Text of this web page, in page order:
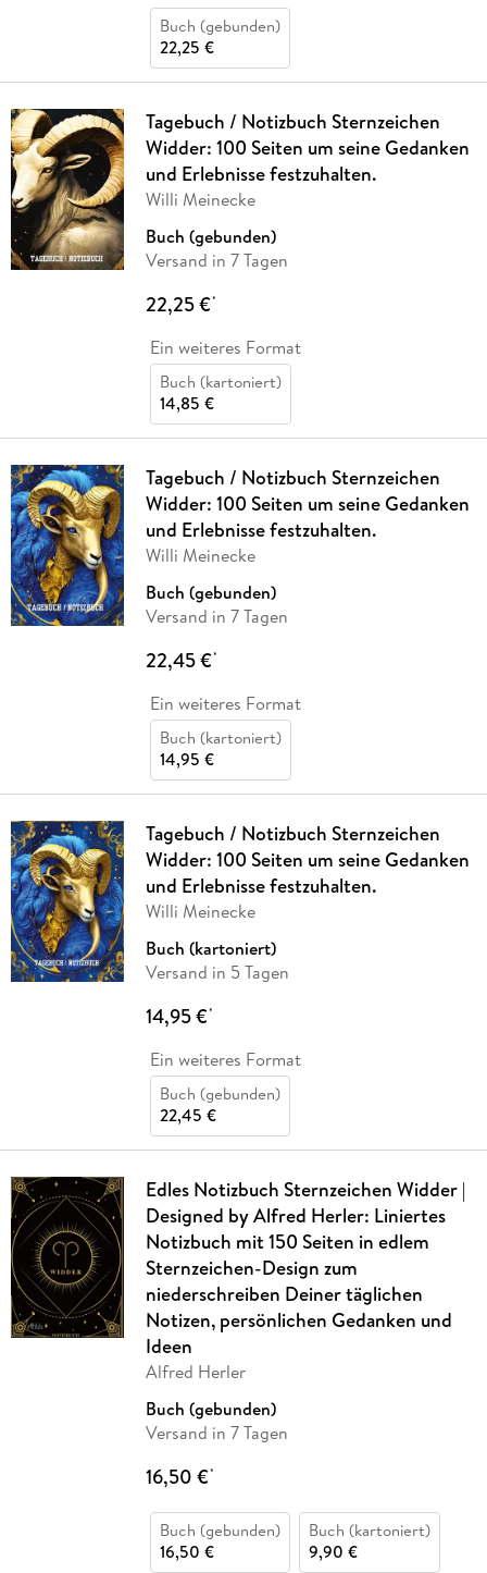
Buch (gebunden)
22,25 €
Tagebuch / Notizbuch Sternzeichen
Widder: 100 Seiten um seine Gedanken
und Erlebnisse festzuhalten.
Willi Meinecke
Buch (gebunden)
Versand in 7 Tagen
22,25 €*
Ein weiteres Format
Buch (kartoniert)
14,85 €
Tagebuch / Notizbuch Sternzeichen
Widder: 100 Seiten um seine Gedanken
und Erlebnisse festzuhalten.
Willi Meinecke
Buch (gebunden)
Versand in 7 Tagen
22,45 €*
Ein weiteres Format
Buch (kartoniert)
14,95 €
Tagebuch / Notizbuch Sternzeichen
Widder: 100 Seiten um seine Gedanken
und Erlebnisse festzuhalten.
Willi Meinecke
Buch (kartoniert)
Versand in 5 Tagen
14,95 €*
Ein weiteres Format
Buch (gebunden)
22,45 €
Edles Notizbuch Sternzeichen Widder |
Designed by Alfred Herler: Liniertes
Notizbuch mit 150 Seiten in edlem
Sternzeichen-Design zum
niederschreiben Deiner täglichen
Notizen, persönlichen Gedanken und
Ideen
Alfred Herler
Buch (gebunden)
Versand in 7 Tagen
16,50 €*
Buch (gebunden)
16,50 €
Buch (kartoniert)
9,90 €